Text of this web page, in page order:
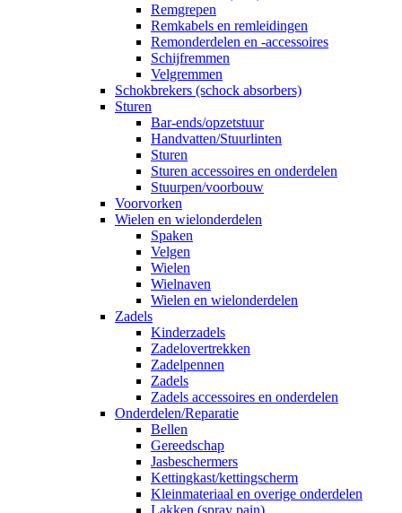
Remgrepen
Remkabels en remleidingen
Remonderdelen en -accessoires
Schijfremmen
Velgremmen
Schokbrekers (schock absorbers)
Sturen
Bar-ends/opzetstuur
Handvatten/Stuurlinten
Sturen
Sturen accessoires en onderdelen
Stuurpen/voorbouw
Voorvorken
Wielen en wielonderdelen
Spaken
Velgen
Wielen
Wielnaven
Wielen en wielonderdelen
Zadels
Kinderzadels
Zadelovertrekken
Zadelpennen
Zadels
Zadels accessoires en onderdelen
Onderdelen/Reparatie
Bellen
Gereedschap
Jasbeschermers
Kettingkast/kettingscherm
Kleinmateriaal en overige onderdelen